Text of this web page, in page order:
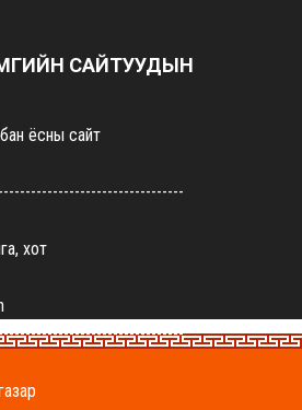
САЙТУУДЫН
ёсны сайт
хот